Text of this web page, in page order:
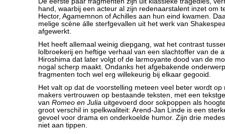
hand, waarbij een acteur al zijn redenaarstalent inzet om
Hector, Agamemnon of Achilles aan hun eind kwamen.
melige scène álle sterfgevallen uit het werk van
afgewerkt.
Het heeft allemaal weinig diepgang, wat het contrast
lolbroekerij en heftige verhaal van een slachtoffer van de
Hiroshima dat later volgt of de larmoyante dood van de
nogal scherp maakt. Ondanks het afgebakende
fragmenten toch wel erg willekeurig bij elkaar gegooid.
Het valt op dat de voorstelling meteen veel beter wordt op
makers vertrouwen op bestaande teksten, met een
van Romeo en Julia uitgevoerd door sokpoppen als
groot verschil in spelkwaliteit: Arend-Jan Linde is een
gevoel voor drama en onderkoelde humor. Zijn drie
niet aan tippen.